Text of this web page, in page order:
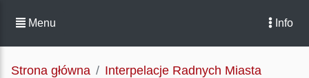
Menu Info
Strona główna
Interpelacje Radnych Miasta